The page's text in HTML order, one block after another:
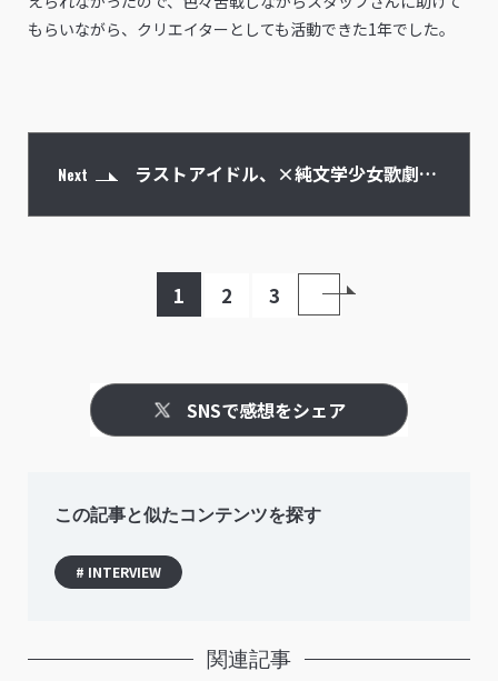
もらいながら、クリエイターとしても活動できた1年でした。
Next ラストアイドル、×純文学少女歌劇団
1 2 3
SNSで感想をシェア
この記事と似たコンテンツを探す
# INTERVIEW
関連記事